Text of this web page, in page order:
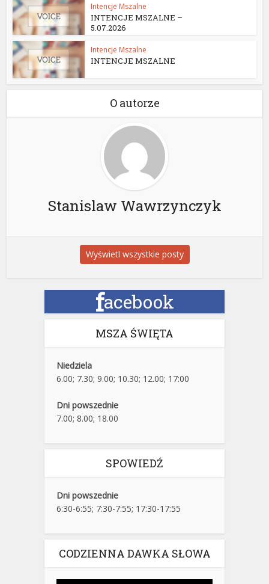
Intencje Mszalne
INTENCJE MSZALNE –
5.07.2026
Intencje Mszalne
INTENCJE MSZALNE
O autorze
Stanislaw Wawrzynczyk
Wyświetl wszystkie posty
facebook
MSZA ŚWIĘTA
Niedziela
6.00; 7.30; 9.00; 10.30; 12.00; 17:00
Dni powszednie
7.00; 8.00; 18.00
SPOWIEDŹ
Dni powszednie
6:30-6:55; 7:30-7:55; 17:30-17:55
CODZIENNA DAWKA SŁOWA